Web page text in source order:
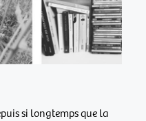
si longtemps que la